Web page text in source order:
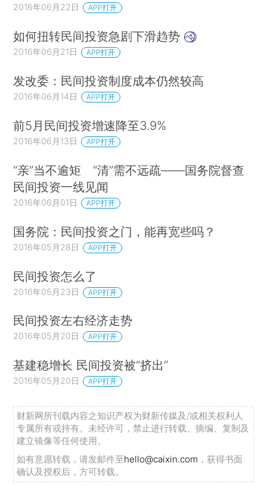
2016年06月22日 APP打开
如何扭转民间投资急剧下滑趋势
2016年06月21日 APP打开
发改委：民间投资制度成本仍然较高
2016年06月14日 APP打开
前5月民间投资增速降至3.9%
2016年06月13日 APP打开
“亲”当不逾矩 “清”需不远疏——国务院督查
民间投资一线见闻
2016年06月01日 APP打开
国务院：民间投资之门，能再宽些吗？
2016年05月28日 APP打开
民间投资怎么了
2016年05月23日 APP打开
民间投资左右经济走势
2016年05月20日 APP打开
基建稳增长 民间投资被“挤出”
2016年05月20日 APP打开
财新网所刊载内容之知识产权为财新传媒及/或相关权利人
专属所有或持有。未经许可，禁止进行转载、摘编、复制及
建立镜像等任何使用。
如有意愿转载，请发邮件至hello@caixin.com ，获得书面
确认及授权后，方可转载。